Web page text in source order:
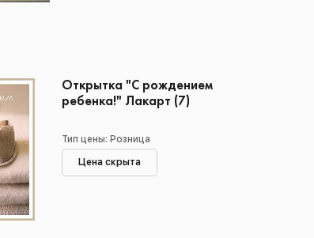
Открытка "С рождением
ребенка!" Лакарт (7)
Тип цены: Розница
Цена скрыта